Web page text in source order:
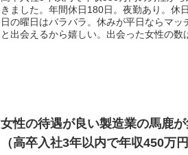
きました。年間休日180日。夜勤あり。休
日の曜日はバラバラ。休みが平日ならマッ
と出会えるから嬉しい。出会った女性の数
女性の待遇が良い製造業の馬鹿
（高卒入社3年以内で年収450万円